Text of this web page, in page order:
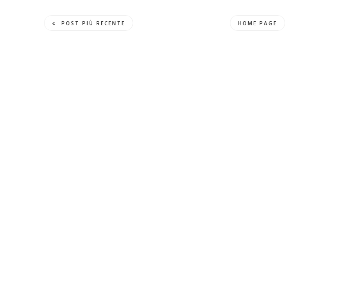
POST PIÙ RECENTE HOME PAGE